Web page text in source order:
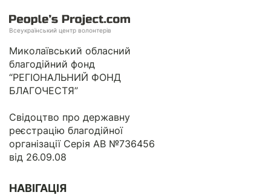
Всеукраїнський центр волонтерів
Миколаївський обласний
благодійний фонд
“РЕГІОНАЛЬНИЙ ФОНД
БЛАГОЧЕСТЯ”
Свідоцтво про державну
реєстрацію благодійної
організації Серія АВ №736456
від 26.09.08
НАВІГАЦІЯ